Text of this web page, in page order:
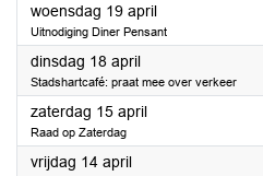
woensdag 19 april2023
Uitnodiging Diner Pensant
dinsdag 18 april2023
Stadshartcafé: praat mee over verkeer
zaterdag 15 april2023
Raad op Zaterdag
vrijdag 14 april2023